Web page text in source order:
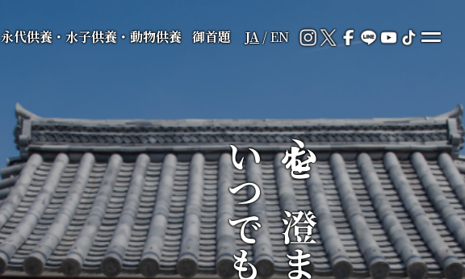
永代供養・水子供養・動物供養 御首題 JA/EN